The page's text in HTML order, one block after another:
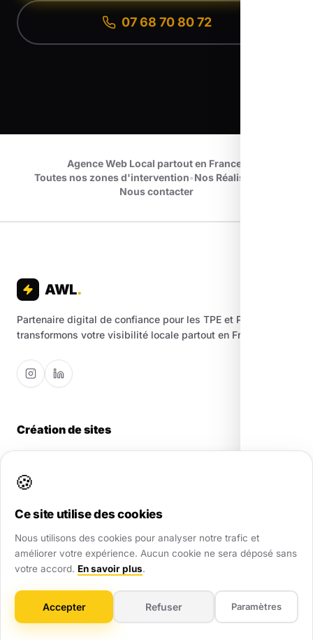
07 68 70 80 72
Agence Web Local partout en France
Toutes nos zones d'intervention•Nos Réalisations
Nous contacter
AWL.
Partenaire digital de confiance pour les TPE et PME. Nous
transformons votre visibilité locale partout en France.
Création de sites
Landing Page
Site E-commerce
Maintenance Web
Référencement
Google My Business
🍪
Ce site utilise des cookies
Nous utilisons des cookies pour analyser notre trafic et
améliorer votre expérience. Aucun cookie ne sera déposé sans
votre accord. En savoir plus.
Accepter Refuser Paramètres